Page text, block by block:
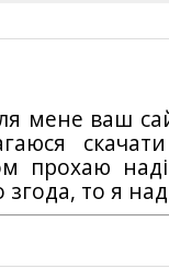
мене ваш
прохаю
то я